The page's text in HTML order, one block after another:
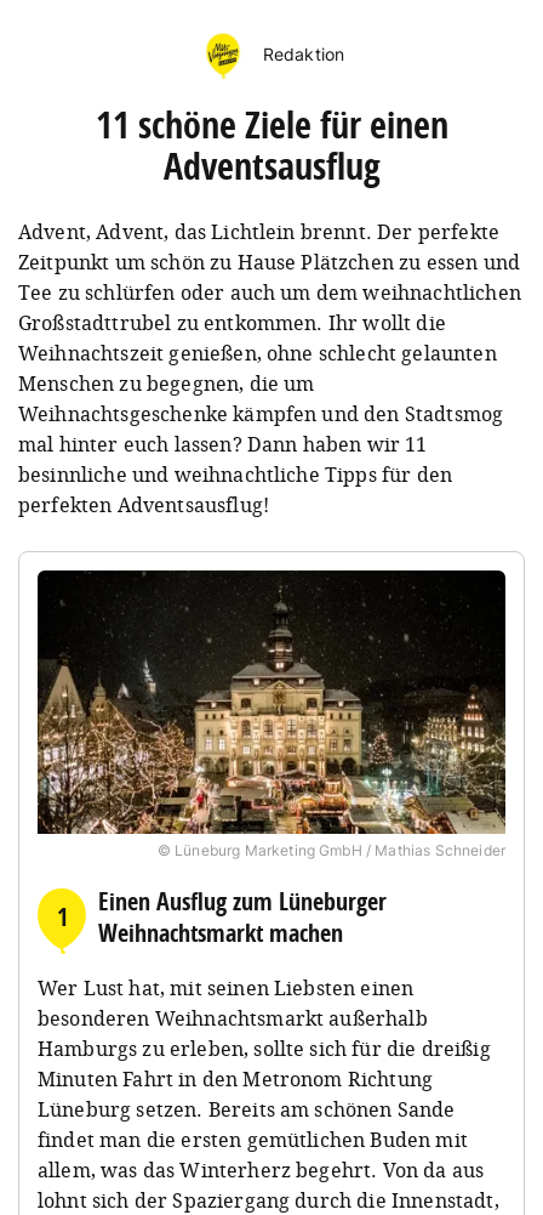
Redaktion
11 schöne Ziele für einen
Adventsausflug
Advent, Advent, das Lichtlein brennt. Der perfekte
Zeitpunkt um schön zu Hause Plätzchen zu essen und
Tee zu schlürfen oder auch um dem weihnachtlichen
Großstadttrubel zu entkommen. Ihr wollt die
Weihnachtszeit genießen, ohne schlecht gelaunten
Menschen zu begegnen, die um
Weihnachtsgeschenke kämpfen und den Stadtsmog
mal hinter euch lassen? Dann haben wir 11
besinnliche und weihnachtliche Tipps für den
perfekten Adventsausflug!
© Lüneburg Marketing GmbH / Mathias Schneider
1
Einen Ausflug zum Lüneburger
Weihnachtsmarkt machen
Wer Lust hat, mit seinen Liebsten einen
besonderen Weihnachtsmarkt außerhalb
Hamburgs zu erleben, sollte sich für die dreißig
Minuten Fahrt in den Metronom Richtung
Lüneburg setzen. Bereits am schönen Sande
findet man die ersten gemütlichen Buden mit
allem, was das Winterherz begehrt. Von da aus
lohnt sich der Spaziergang durch die Innenstadt,